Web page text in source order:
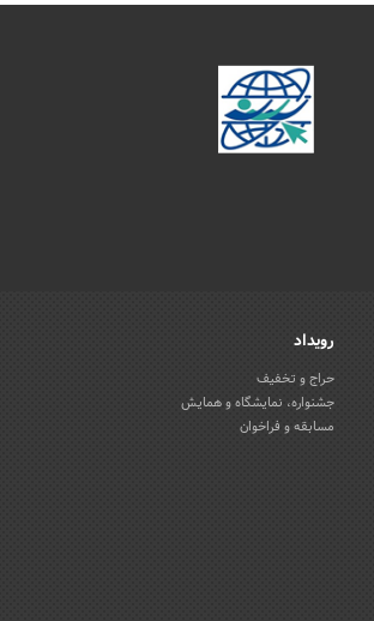
رویداد
حراج و تخفیف
جشنواره، نمایشگاه و همایش
مسابقه و فراخوان